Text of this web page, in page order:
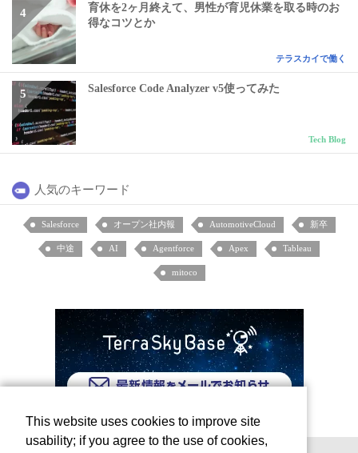
育休を2ヶ月終えて、男性が育児休業を取る時のお
得なコツとか
テラスカイで働く
Salesforce Code Analyzer v5使ってみた
Tech Blog
人気のキーワード
Salesforce オープン社内報 AutomotiveCloud 新卒
中途 AI Agentforce Apex Tableau
mitoco
This website uses cookies to improve site
usability; if you agree to the use of cookies,